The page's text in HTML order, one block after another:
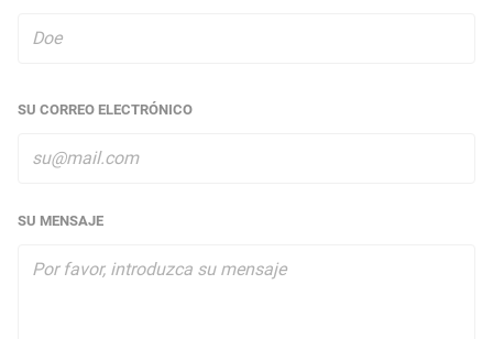
SU CORREO ELECTRÓNICO
SU MENSAJE